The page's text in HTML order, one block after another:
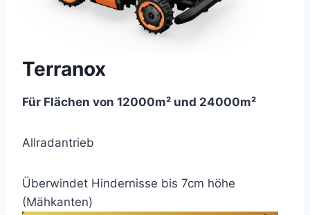
Terranox
Für Flächen von 12000m² und 24000m²
Allradantrieb
Überwindet Hindernisse bis 7cm höhe
(Mähkanten)